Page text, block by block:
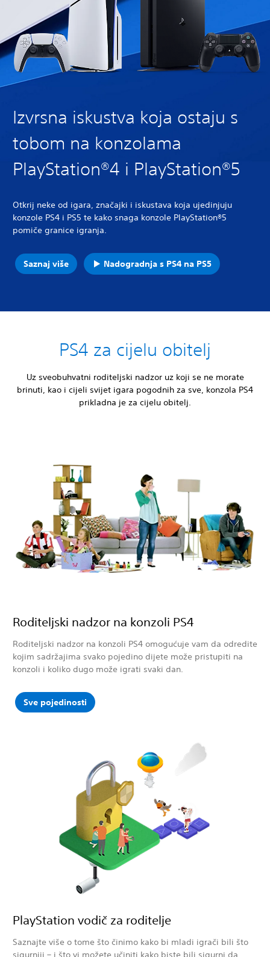
Izvrsna iskustva koja ostaju s
tobom na konzolama
PlayStation®4 i PlayStation®5
Otkrij neke od igara, značajki i iskustava koja ujedinjuju
konzole PS4 i PS5 te kako snaga konzole PlayStation®5
pomiče granice igranja.
Saznaj više Nadogradnja s PS4 na PS5
PS4 za cijelu obitelj
Uz sveobuhvatni roditeljski nadzor uz koji se ne morate
brinuti, kao i cijeli svijet igara pogodnih za sve, konzola PS4
prikladna je za cijelu obitelj.
Roditeljski nadzor na konzoli PS4
Roditeljski nadzor na konzoli PS4 omogućuje vam da odredite
kojim sadržajima svako pojedino dijete može pristupiti na
konzoli i koliko dugo može igrati svaki dan.
Sve pojedinosti
PlayStation vodič za roditelje
Saznajte više o tome što činimo kako bi mladi igrači bili što
sigurniji – i što vi možete učiniti kako biste bili sigurni da